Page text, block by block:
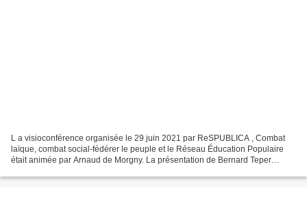
L a visioconférence organisée le 29 juin 2021 par ReSPUBLICA , Combat
laïque, combat social-fédérer le peuple et le Réseau Éducation Populaire
était animée par Arnaud de Morgny. La présentation de Bernard Teper